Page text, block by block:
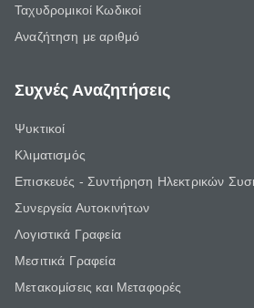
Ταχυδρομικοί Κωδικοί
Αναζήτηση με αριθμό
Συχνές Αναζητήσεις
Ψυκτικοί
Κλιματισμός
Επισκευές - Συντήρηση Ηλεκτρικών
Συνεργεία Αυτοκινήτων
Λογιστικά Γραφεία
Μεσιτικά Γραφεία
Μετακομίσεις και Μεταφορές